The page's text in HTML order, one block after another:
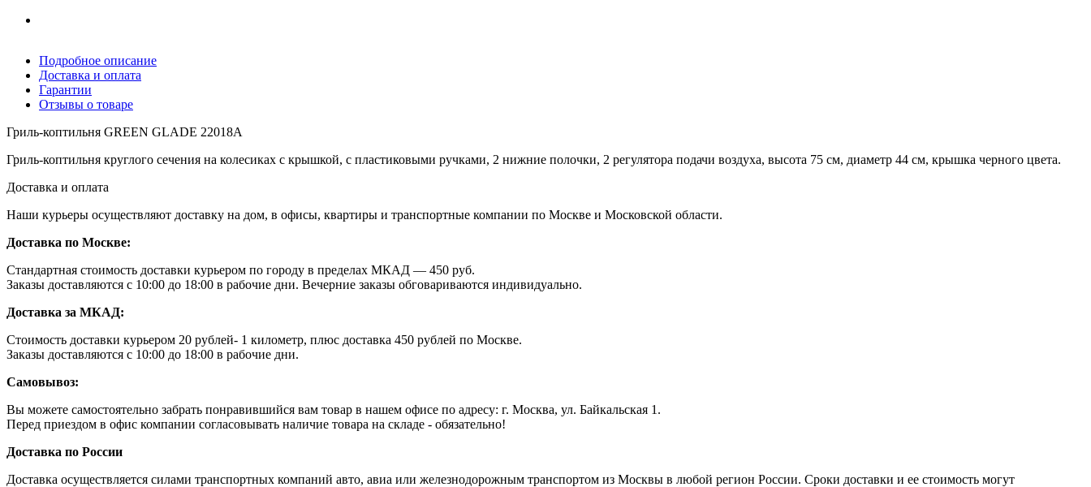
Подробное описание
Доставка и оплата
Гарантии
Отзывы о товаре
Гриль-коптильня GREEN GLADE 22018A
Гриль-коптильня круглого сечения на колесиках с крышкой, с пластиковыми ручками, 2 нижние полочки, 2 регулятора подачи воздуха, высота 75 см, диаметр 44 см, крышка черного цвета.
Доставка и оплата
Наши курьеры осуществляют доставку на дом, в офисы, квартиры и транспортные компании по Москве и Московской области.
Доставка по Москве:
Стандартная стоимость доставки курьером по городу в пределах МКАД — 450 руб.
Заказы доставляются с 10:00 до 18:00 в рабочие дни. Вечерние заказы обговариваются индивидуально.
Доставка за МКАД:
Стоимость доставки курьером 20 рублей- 1 километр, плюс доставка 450 рублей по Москве.
Заказы доставляются с 10:00 до 18:00 в рабочие дни.
Самовывоз:
Вы можете самостоятельно забрать понравившийся вам товар в нашем офисе по адресу: г. Москва, ул. Байкальская 1.
Перед приездом в офис компании согласовывать наличие товара на складе - обязательно!
Доставка по России
Доставка осуществляется силами транспортных компаний авто, авиа или железнодорожным транспортом из Москвы в любой регион России. Сроки доставки и ее стоимость могут